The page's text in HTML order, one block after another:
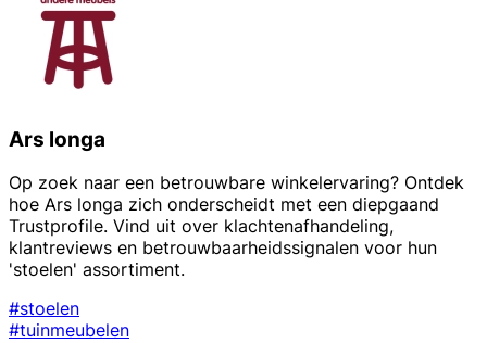
Ars longa
Op zoek naar een betrouwbare winkelervaring? Ontdek
hoe Ars longa zich onderscheidt met een diepgaand
Trustprofile. Vind uit over klachtenafhandeling,
klantreviews en betrouwbaarheidssignalen voor hun
'stoelen' assortiment.
#stoelen
#tuinmeubelen